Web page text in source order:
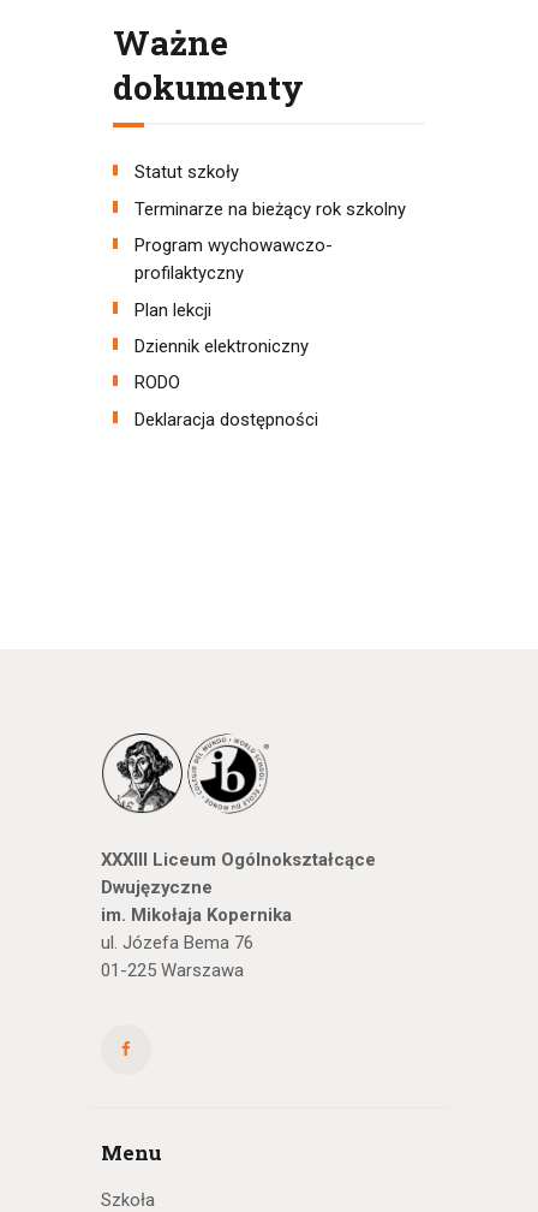
Ważne
dokumenty
Statut szkoły
Terminarze na bieżący rok szkolny
Program wychowawczo-
profilaktyczny
Plan lekcji
Dziennik elektroniczny
RODO
Deklaracja dostępności
XXXIII Liceum Ogólnokształcące
Dwujęzyczne
im. Mikołaja Kopernika
ul. Józefa Bema 76
01-225 Warszawa
Menu
Szkoła